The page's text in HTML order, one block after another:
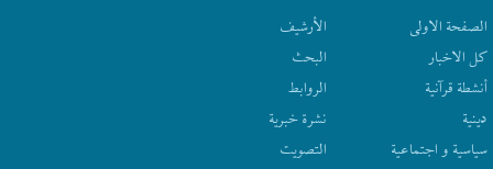
الصفحة الاولى
كل الاخبار
أنشطة قرآنیة
دينية
سیاسیة و اجتماعیة
الأرشیف
البحث
الروابط
نشرة‌ خبریة
التصويت